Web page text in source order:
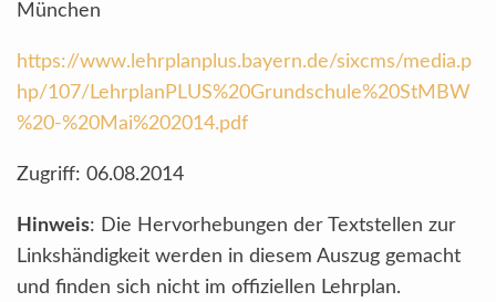
München
https://www.lehrplanplus.bayern.de/sixcms/media.p
hp/107/LehrplanPLUS%20Grundschule%20StMBW
%20-%20Mai%202014.pdf
Zugriff: 06.08.2014
Hinweis: Die Hervorhebungen der Textstellen zur
Linkshändigkeit werden in diesem Auszug gemacht
und finden sich nicht im offiziellen Lehrplan.